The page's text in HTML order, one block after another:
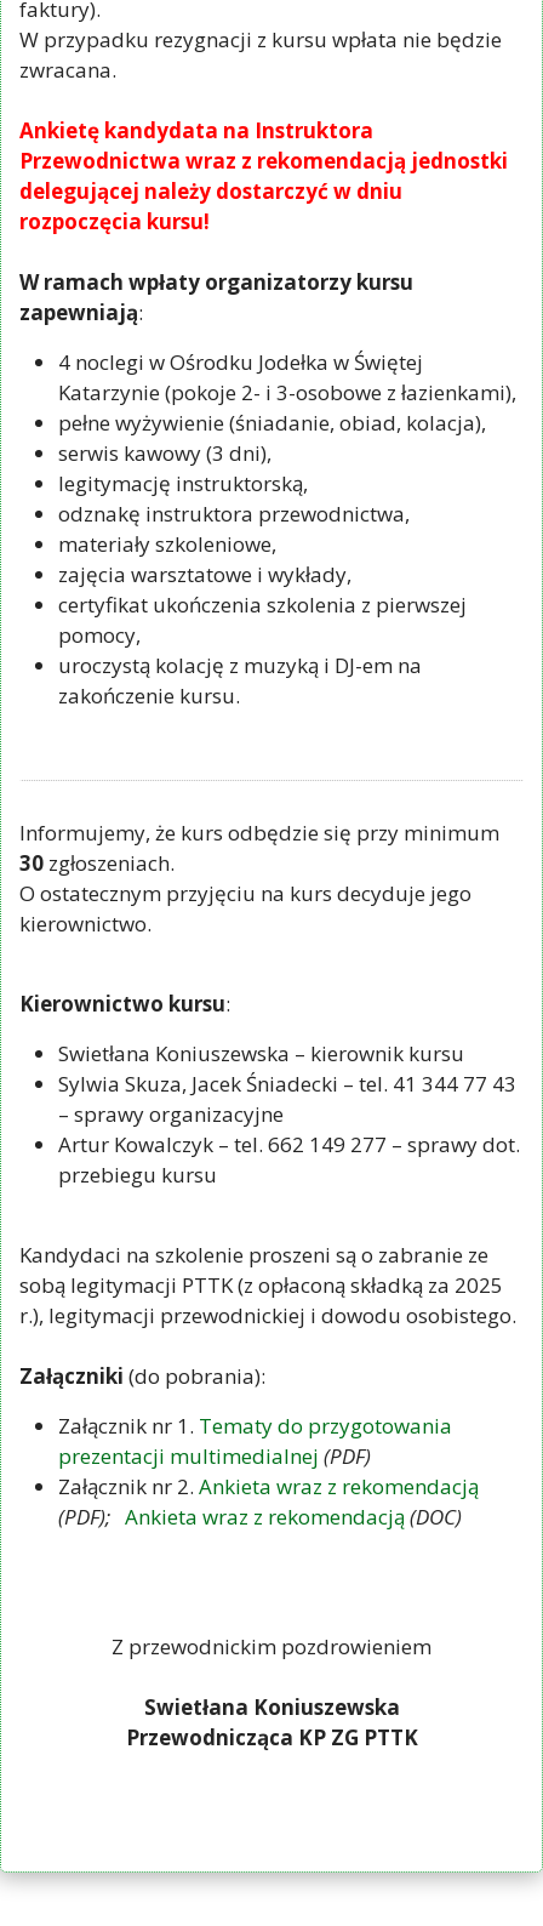
faktury).
W przypadku rezygnacji z kursu wpłata nie będzie
zwracana.
Ankietę kandydata na Instruktora
Przewodnictwa wraz z rekomendacją jednostki
delegującej należy dostarczyć w dniu
rozpoczęcia kursu!
W ramach wpłaty organizatorzy kursu
zapewniają:
4 noclegi w Ośrodku Jodełka w Świętej
Katarzynie (pokoje 2- i 3-osobowe z łazienkami),
pełne wyżywienie (śniadanie, obiad, kolacja),
serwis kawowy (3 dni),
legitymację instruktorską,
odznakę instruktora przewodnictwa,
materiały szkoleniowe,
zajęcia warsztatowe i wykłady,
certyfikat ukończenia szkolenia z pierwszej
pomocy,
uroczystą kolację z muzyką i DJ-em na
zakończenie kursu.
Informujemy, że kurs odbędzie się przy minimum
30 zgłoszeniach.
O ostatecznym przyjęciu na kurs decyduje jego
kierownictwo.
Kierownictwo kursu:
Swietłana Koniuszewska – kierownik kursu
Sylwia Skuza, Jacek Śniadecki – tel. 41 344 77 43
– sprawy organizacyjne
Artur Kowalczyk – tel. 662 149 277 – sprawy dot.
przebiegu kursu
Kandydaci na szkolenie proszeni są o zabranie ze
sobą legitymacji PTTK (z opłaconą składką za 2025
r.), legitymacji przewodnickiej i dowodu osobistego.
Załączniki (do pobrania):
Załącznik nr 1. Tematy do przygotowania
prezentacji multimedialnej (PDF)
Załącznik nr 2. Ankieta wraz z rekomendacją
(PDF); Ankieta wraz z rekomendacją (DOC)
Z przewodnickim pozdrowieniem
Swietłana Koniuszewska
Przewodnicząca KP ZG PTTK